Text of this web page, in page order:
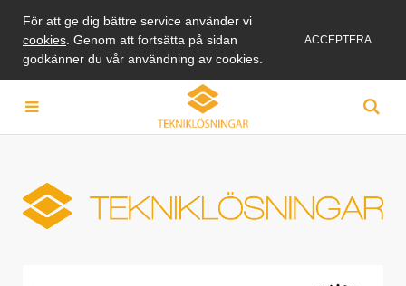
För att ge dig bättre service använder vi
cookies . Genom att fortsätta på sidan
godkänner du vår användning av cookies.
ACCEPTERA